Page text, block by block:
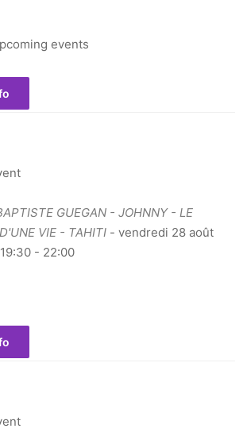
events
GUEGAN - JOHNNY - LE
VIE - TAHITI - vendredi 28 août
- 22:00